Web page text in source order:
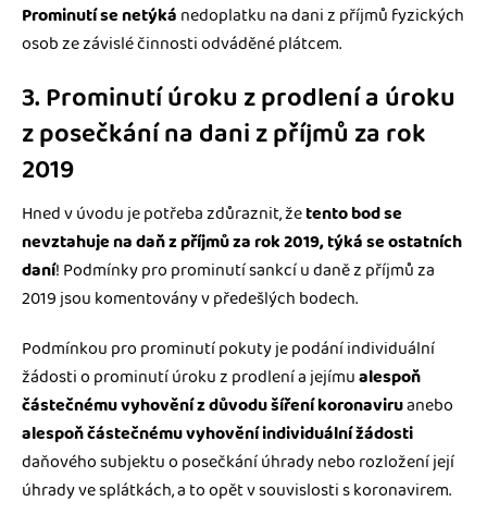
Prominutí se netýká nedoplatku na dani z příjmů fyzických
osob ze závislé činnosti odváděné plátcem.
3. Prominutí úroku z prodlení a úroku
z posečkání na dani z příjmů za rok
2019
Hned v úvodu je potřeba zdůraznit, žetento bod se
nevztahuje na daň z příjmů za rok 2019, týká se ostatních
daní! Podmínky pro prominutí sankcí u daně z příjmů za
2019 jsou komentovány v předešlých bodech.
Podmínkou pro prominutí pokuty je podání individuální
žádosti o prominutí úroku z prodlení a jejímualespoň
částečnému vyhovění z důvodu šíření koronaviruanebo
alespoň částečnému vyhovění individuální žádosti
daňového subjektu o posečkání úhrady nebo rozložení její
úhrady ve splátkách, a to opět v souvislosti s koronavirem.